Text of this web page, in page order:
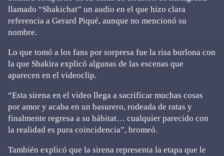
llamado “Shakichat” un audio en el que hizo clara
referencia a Gerard Piqué, aunque no mencionó su
nombre.
Lo que tomó a los fans por sorpresa fue la risa burlona con
la que Shakira explicó algunas de las escenas que
aparecen en el videoclip.
“Esta sirena en el video llega a sacrificar muchas cosas
por amor y acaba en un basurero, rodeada de ratas y
finalmente regresa a su hábitat… cualquier parecido con
la realidad es pura coincidencia”, bromeó.
También explicó que la sirena representa la etapa que le